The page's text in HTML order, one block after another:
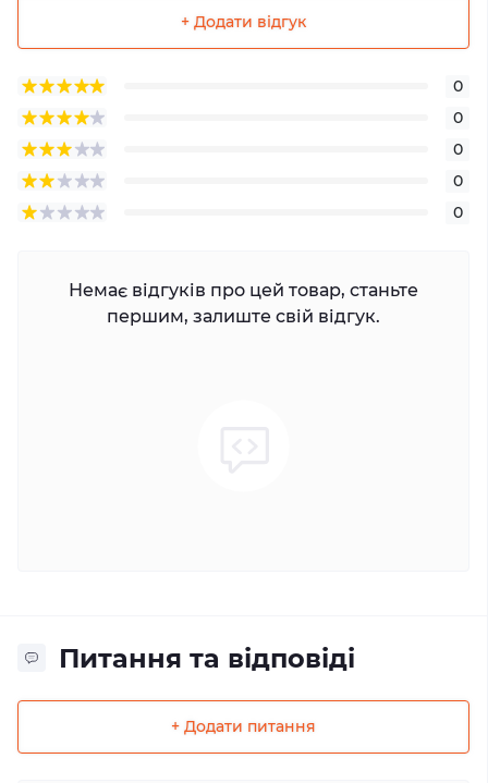
+ Додати відгук
0
0
0
0
0
Немає відгуків про цей товар, станьте
першим, залиште свій відгук.
Питання та відповіді
+ Додати питання